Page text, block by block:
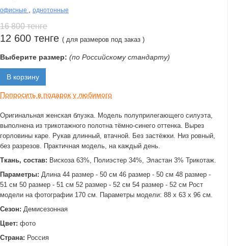
офисные однотонные
16 800 тенге
12 600 тенге ( для размеров под заказ )
Выберите размер: (по Российскому стандарту)
В корзину
Попросить в подарок у любимого
Оригинальная женская блузка. Модель полуприлегающего силуэта,
выполнена из трикотажного полотна тёмно-синего оттенка. Вырез
горловины каре. Рукав длинный, втачной. Без застёжки. Низ ровный,
без разрезов. Практичная модель, на каждый день.
Ткань, состав: Вискоза 63%, Полиэстер 34%, Эластан 3% Трикотаж.
Параметры: Длина 44 размер - 50 см 46 размер - 50 см 48 размер -
51 см 50 размер - 51 см 52 размер - 52 см 54 размер - 52 см Рост
модели на фотографии 170 см. Параметры модели: 88 х 63 х 96 см.
Сезон: Демисезонная
Цвет: фото
Страна: Россия